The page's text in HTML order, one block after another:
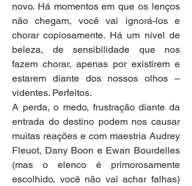
novo. Há momentos em que os lenços
não chegam, você vai ignorá-los e
chorar copiosamente. Há um nível de
beleza, de sensibilidade que nos
fazem chorar, apenas por existirem e
estarem diante dos nossos olhos –
videntes. Perfeitos.
A perda, o medo, frustração diante da
entrada do destino podem nos causar
muitas reações e com maestria Audrey
Fleuot, Dany Boon e Ewan Bourdelles
(mas o elenco é primorosamente
escolhido, você não vai achar falhas)